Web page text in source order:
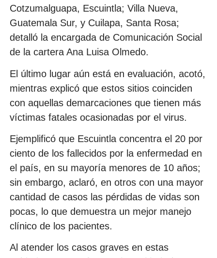
Cotzumalguapa, Escuintla; Villa Nueva,
Guatemala Sur, y Cuilapa, Santa Rosa;
detalló la encargada de Comunicación Social
de la cartera Ana Luisa Olmedo.
El último lugar aún está en evaluación, acotó,
mientras explicó que estos sitios coinciden
con aquellas demarcaciones que tienen más
víctimas fatales ocasionadas por el virus.
Ejemplificó que Escuintla concentra el 20 por
ciento de los fallecidos por la enfermedad en
el país, en su mayoría menores de 10 años;
sin embargo, aclaró, en otros con una mayor
cantidad de casos las pérdidas de vidas son
pocas, lo que demuestra un mejor manejo
clínico de los pacientes.
Al atender los casos graves en estas